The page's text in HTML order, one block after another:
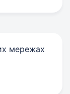
мережах